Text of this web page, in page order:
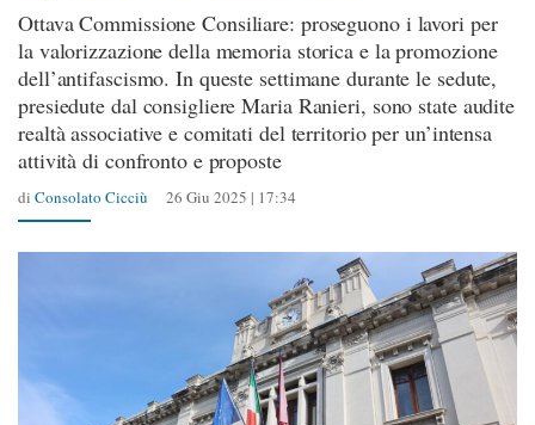
Ottava Commissione Consiliare: proseguono i lavori per
la valorizzazione della memoria storica e la promozione
dell’antifascismo. In queste settimane durante le sedute,
presiedute dal consigliere Maria Ranieri, sono state audite
realtà associative e comitati del territorio per un’intensa
attività di confronto e proposte
di Consolato Cicciù 26 Giu 2025 | 17:34